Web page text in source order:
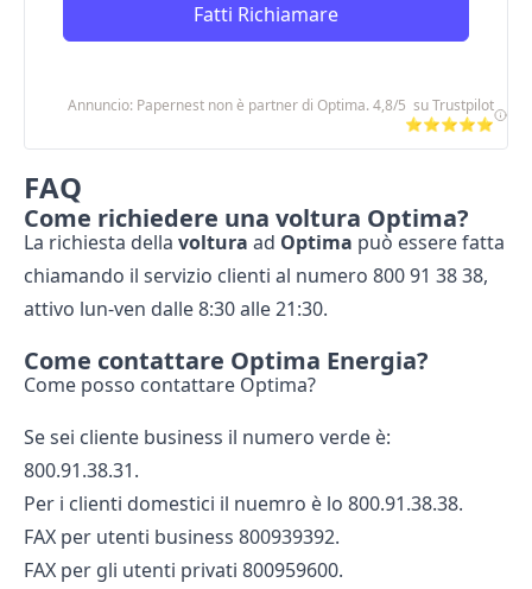
Fatti Richiamare
Annuncio: Papernest non è partner di Optima. 4,8/5 su Trustpilot
⭐⭐⭐⭐⭐
FAQ
Come richiedere una voltura Optima?
La richiesta della voltura ad Optima può essere fatta
chiamando il servizio clienti al numero 800 91 38 38,
attivo lun-ven dalle 8:30 alle 21:30.
Come contattare Optima Energia?
Come posso contattare Optima?
Se sei cliente business il numero verde è:
800.91.38.31.
Per i clienti domestici il nuemro è lo 800.91.38.38.
FAX per utenti business 800939392.
FAX per gli utenti privati 800959600.